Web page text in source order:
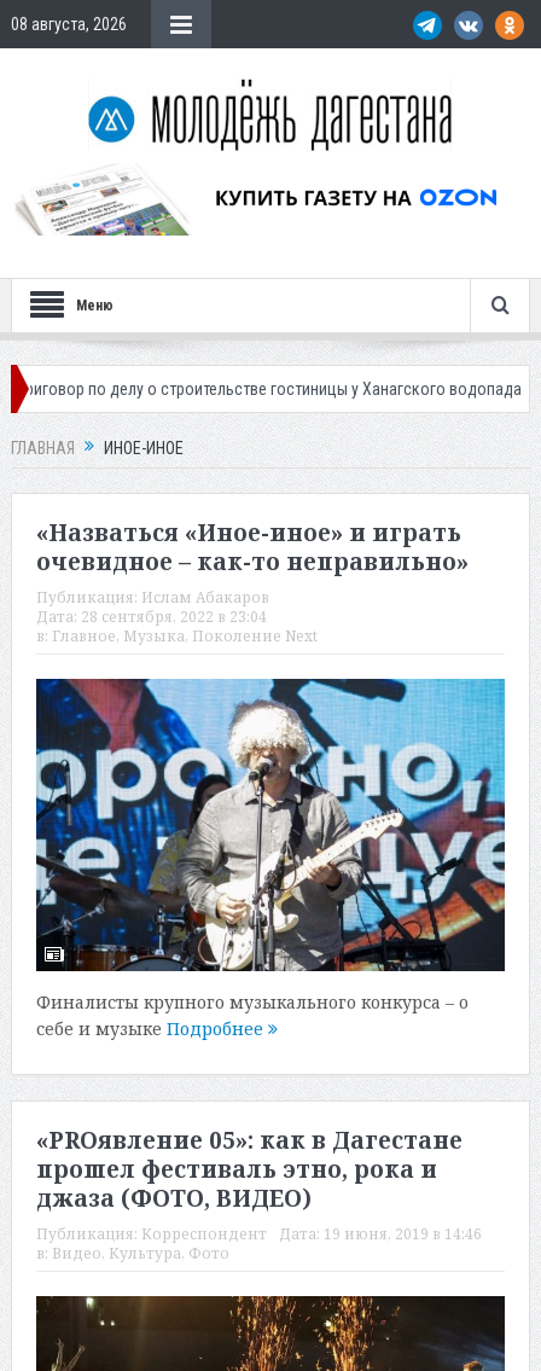
08 августа, 2026
Меню
делу о строительстве гостиницы у Ханагского водопада Власти
ГЛАВНАЯ ИНОЕ-ИНОЕ
«Назваться «Иное-иное» и играть
очевидное – как-то неправильно»
Публикация: Ислам Абакаров
Дата: 28 сентября, 2022 в 23:04
в: Главное, Музыка, Поколение Next
Финалисты крупного музыкального конкурса – о
себе и музыке Подробнее
«PROявление 05»: как в Дагестане
прошел фестиваль этно, рока и
джаза (ФОТО, ВИДЕО)
Публикация: Корреспондент Дата: 19 июня, 2019 в 14:46
в: Видео, Культура, Фото